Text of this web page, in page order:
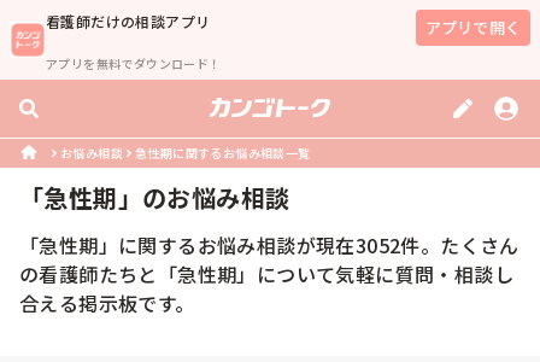
看護師だけの相談アプリ
アプリを無料でダウンロード！
アプリで開く
お悩み相談 急性期に関するお悩み相談一覧
「急性期」のお悩み相談
「急性期 」に関するお悩み相談が現在3052件。たくさん
の看護師たちと「急性期」について気軽に質問・相談し
合える掲示板です。